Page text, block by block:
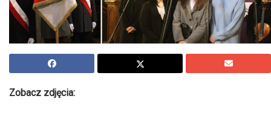
Zobacz zdjęcia: